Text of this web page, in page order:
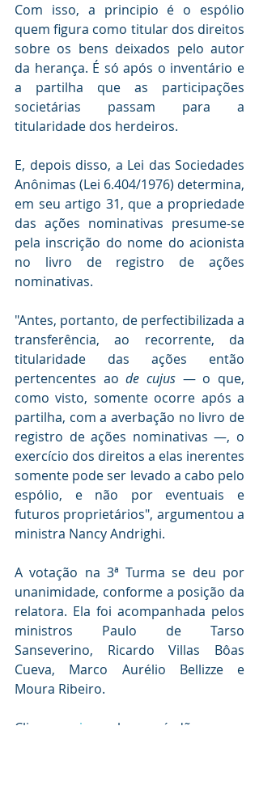
Com isso, a principio é o espólio
quem figura como titular dos direitos
sobre os bens deixados pelo autor
da herança. É só após o inventário e
a partilha que as participações
societárias passam para a
titularidade dos herdeiros.
E, depois disso, a Lei das Sociedades
Anônimas (Lei 6.404/1976) determina,
em seu artigo 31, que a propriedade
das ações nominativas presume-se
pela inscrição do nome do acionista
no livro de registro de ações
nominativas.
"Antes, portanto, de perfectibilizada a
transferência, ao recorrente, da
titularidade das ações então
pertencentes ao de cujus — o que,
como visto, somente ocorre após a
partilha, com a averbação no livro de
registro de ações nominativas —, o
exercício dos direitos a elas inerentes
somente pode ser levado a cabo pelo
espólio, e não por eventuais e
futuros proprietários", argumentou a
ministra Nancy Andrighi.
A votação na 3ª Turma se deu por
unanimidade, conforme a posição da
relatora. Ela foi acompanhada pelos
ministros Paulo de Tarso
Sanseverino, Ricardo Villas Bôas
Cueva, Marco Aurélio Bellizze e
Moura Ribeiro.
Clique aqui para ler o acórdão